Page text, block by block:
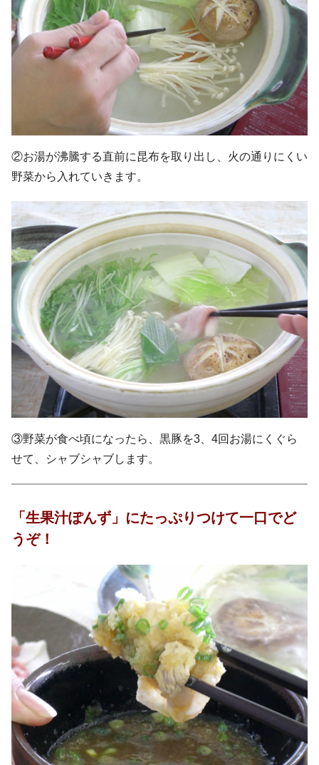
②お湯が沸騰する直前に昆布を取り出し、火の通りにくい
野菜から入れていきます。
③野菜が食べ頃になったら、黒豚を3、4回お湯にくぐら
せて、シャブシャブします。
「生果汁ぽんず」にたっぷりつけて一口でど
うぞ！